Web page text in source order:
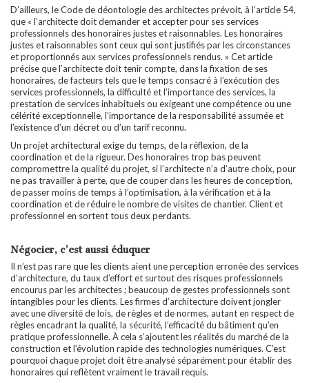
D’ailleurs, le Code de déontologie des architectes prévoit, à l’article 54,
que « l’architecte doit demander et accepter pour ses services
professionnels des honoraires justes et raisonnables. Les honoraires
justes et raisonnables sont ceux qui sont justifiés par les circonstances
et proportionnés aux services professionnels rendus. » Cet article
précise que l’architecte doit tenir compte, dans la fixation de ses
honoraires, de facteurs tels que le temps consacré à l’exécution des
services professionnels, la difficulté et l’importance des services, la
prestation de services inhabituels ou exigeant une compétence ou une
célérité exceptionnelle, l’importance de la responsabilité assumée et
l’existence d’un décret ou d’un tarif reconnu.
Un projet architectural exige du temps, de la réflexion, de la
coordination et de la rigueur. Des honoraires trop bas peuvent
compromettre la qualité du projet, si l’architecte n’a d’autre choix, pour
ne pas travailler à perte, que de couper dans les heures de conception,
de passer moins de temps à l’optimisation, à la vérification et à la
coordination et de réduire le nombre de visites de chantier. Client et
professionnel en sortent tous deux perdants.
Négocier, c’est aussi éduquer
Il n’est pas rare que les clients aient une perception erronée des services
d’architecture, du taux d’effort et surtout des risques professionnels
encourus par les architectes ; beaucoup de gestes professionnels sont
intangibles pour les clients. Les firmes d’architecture doivent jongler
avec une diversité de lois, de règles et de normes, autant en respect de
règles encadrant la qualité, la sécurité, l’efficacité du bâtiment qu’en
pratique professionnelle. À cela s’ajoutent les réalités du marché de la
construction et l’évolution rapide des technologies numériques. C’est
pourquoi chaque projet doit être analysé séparément pour établir des
honoraires qui reflètent vraiment le travail requis.